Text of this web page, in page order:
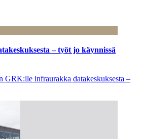
– työt jo käynnissä
GRK:lle infraurakka datakeskuksesta –